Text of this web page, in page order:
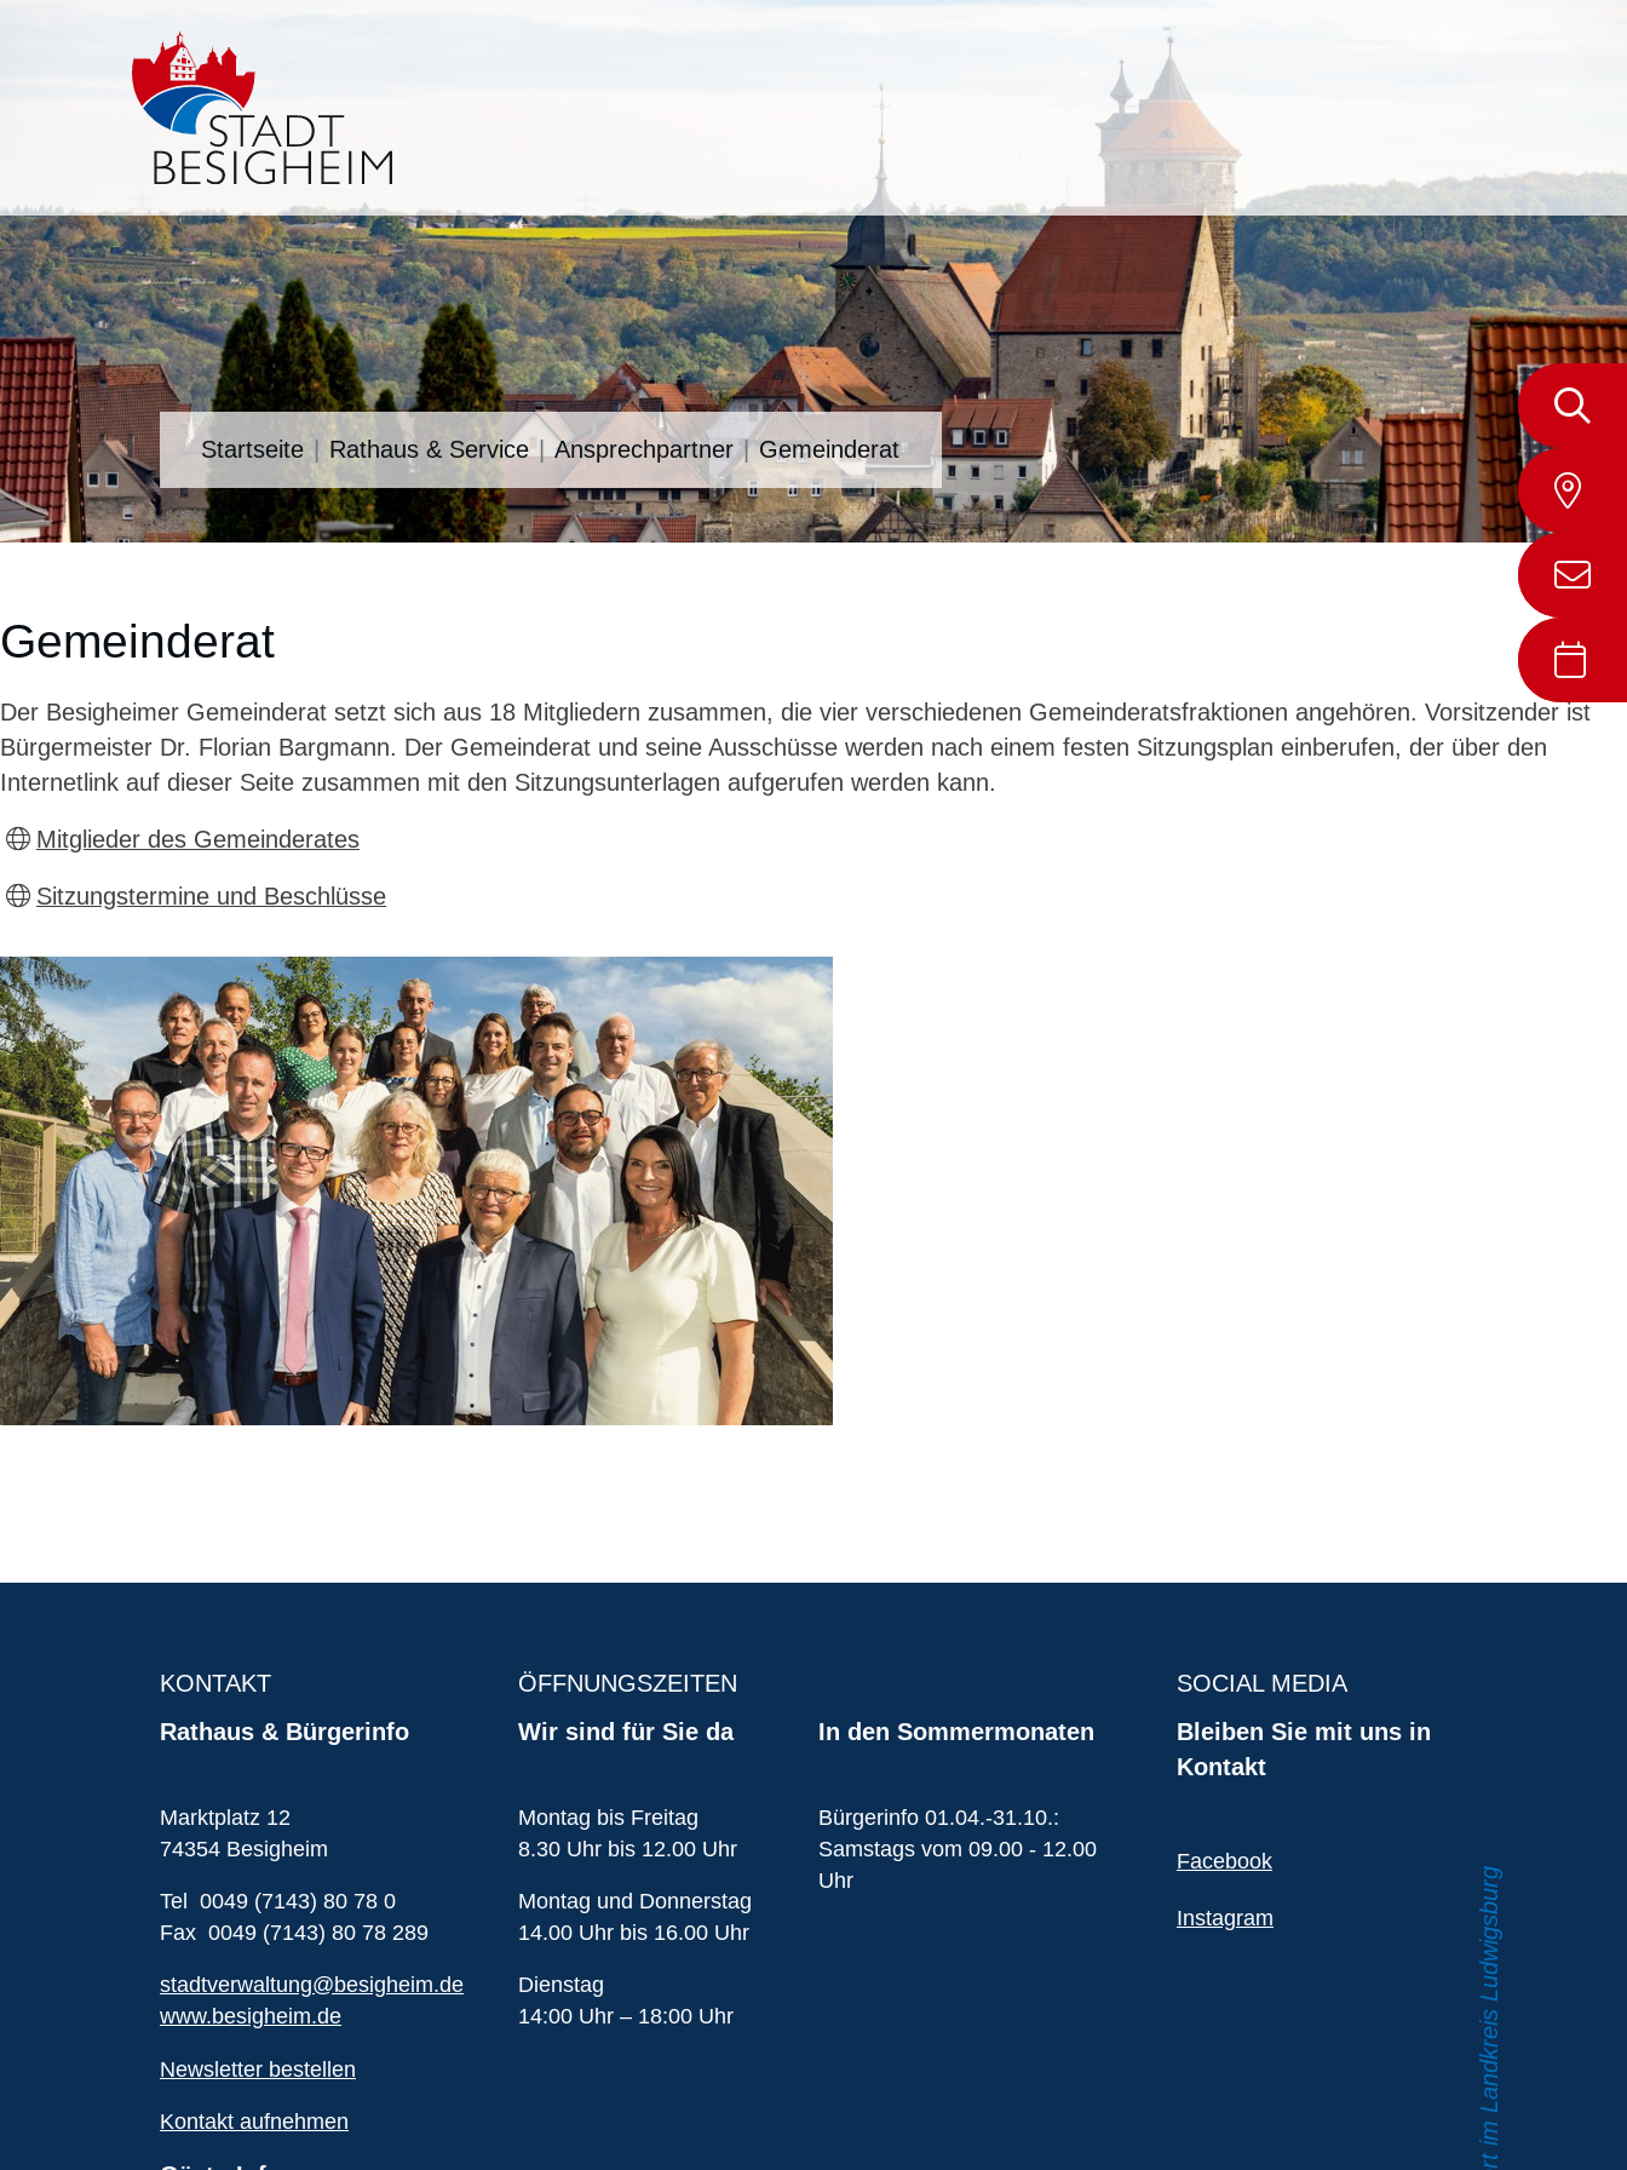
Startseite Rathaus & Service Ansprechpartner Gemeinderat
Gemeinderat
Der Besigheimer Gemeinderat setzt sich aus 18 Mitgliedern zusammen, die vier verschiedenen Gemeinderatsfraktionen angehören. Vorsitzender ist
Bürgermeister Dr. Florian Bargmann. Der Gemeinderat und seine Ausschüsse werden nach einem festen Sitzungsplan einberufen, der über den
Internetlink auf dieser Seite zusammen mit den Sitzungsunterlagen aufgerufen werden kann.
Mitglieder des Gemeinderates
Sitzungstermine und Beschlüsse
KONTAKT
Rathaus & Bürgerinfo
Marktplatz 12
74354 Besigheim
Tel 0049 (7143) 80 78 0
Fax 0049 (7143) 80 78 289
stadtverwaltung@besigheim.de
www.besigheim.de
Newsletter bestellen
Kontakt aufnehmen
ÖFFNUNGSZEITEN
Wir sind für Sie da
Montag bis Freitag
8.30 Uhr bis 12.00 Uhr
Montag und Donnerstag
14.00 Uhr bis 16.00 Uhr
Dienstag
14:00 Uhr – 18:00 Uhr
In den Sommermonaten
Bürgerinfo 01.04.-31.10.:
Samstags vom 09.00 - 12.00
Uhr
SOCIAL MEDIA
Bleiben Sie mit uns in
Kontakt
Facebook
Instagram